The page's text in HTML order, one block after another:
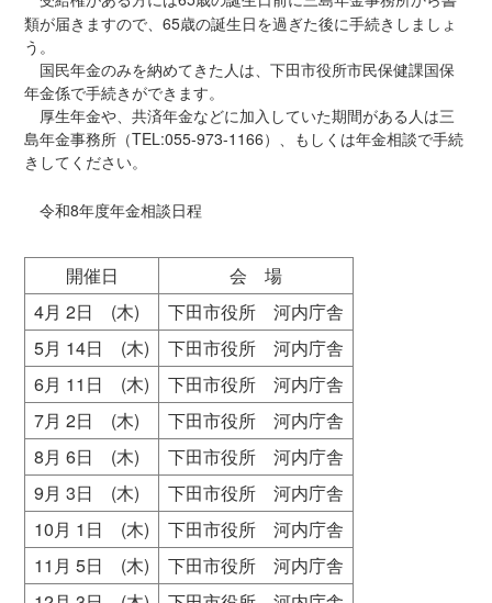
類が届きますので、65歳の誕生日を過ぎた後に手続きしましょ
う。
国民年金のみを納めてきた人は、下田市役所市民保健課国保
年金係で手続きができます。
厚生年金や、共済年金などに加入していた期間がある人は三
島年金事務所（TEL:055-973-1166）、もしくは年金相談で手続
きしてください。
令和8年度年金相談日程
開催日
会 場
4月 2日 (木)
下田市役所 河内庁舎
5月 14日 (木)
下田市役所 河内庁舎
6月 11日 (木)
下田市役所 河内庁舎
7月 2日 (木)
下田市役所 河内庁舎
8月 6日 (木)
下田市役所 河内庁舎
9月 3日 (木)
下田市役所 河内庁舎
10月 1日 (木)
下田市役所 河内庁舎
11月 5日 (木)
下田市役所 河内庁舎